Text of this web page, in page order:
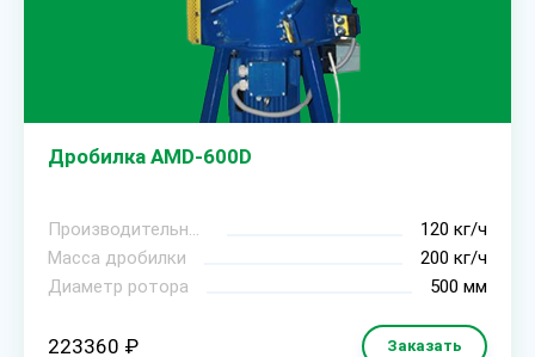
Дробилка AMD-600D
Производительность
120 кг/ч
Масса дробилки
200 кг/ч
Диаметр ротора
500 мм
223360 ₽ Заказать